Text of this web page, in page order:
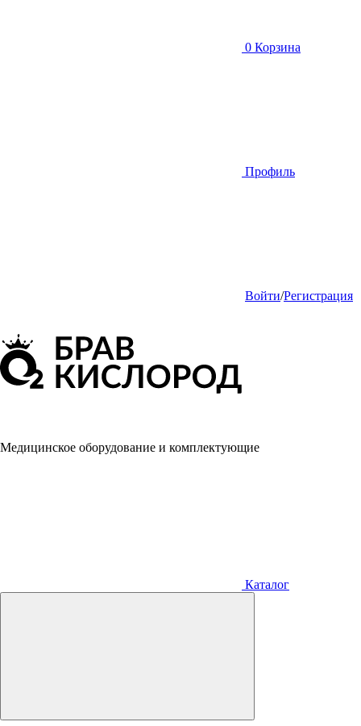
0 Корзина
Профиль
Войти/Регистрация
Медицинское оборудование и комплектующие
Каталог